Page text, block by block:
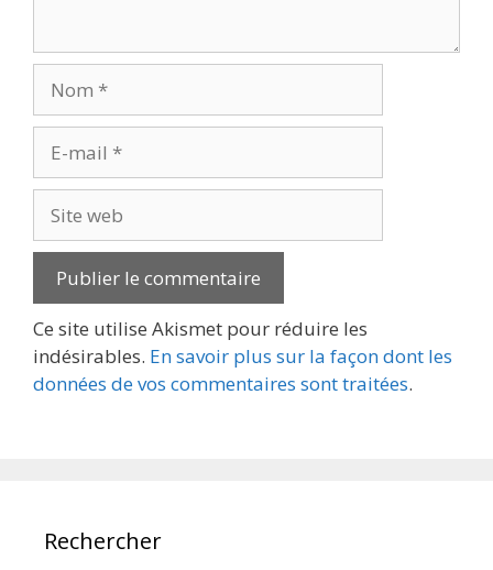
mail
web
Ce site utilise Akismet pour réduire les
indésirables. En savoir plus sur la façon dont les
données de vos commentaires sont traitées.
Rechercher